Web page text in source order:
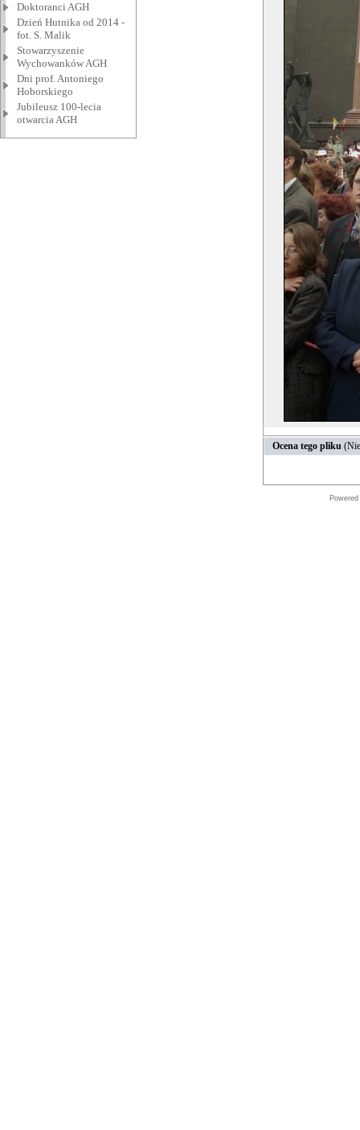
Doktoranci AGH
Dzień Hutnika od 2014 -
fot. S. Malik
Stowarzyszenie
Wychowanków AGH
Dni prof. Antoniego
Hoborskiego
Jubileusz 100-lecia
otwarcia AGH
Ocena tego pliku